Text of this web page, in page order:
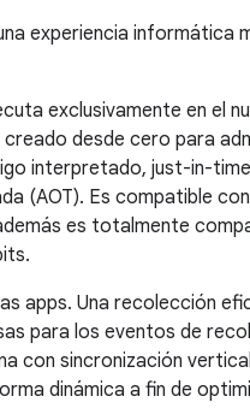
experiencia informática
exclusivamente en el
creado desde cero para
interpretado, just-in-
(AOT). Es compatible
es totalmente
apps. Una recolección
para los eventos de
con sincronización
dinámica a fin de